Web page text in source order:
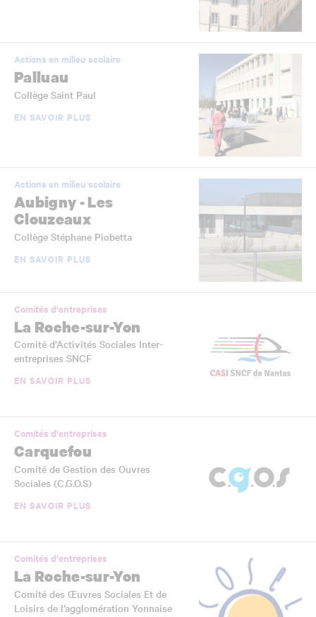
Actions en milieu scolaire
Palluau
Collège Saint Paul
EN SAVOIR PLUS
Actions en milieu scolaire
Aubigny - Les
Clouzeaux
Collège Stéphane Piobetta
EN SAVOIR PLUS
Comités d'entreprises
La Roche-sur-Yon
Comité d’Activités Sociales Inter-
entreprises SNCF
EN SAVOIR PLUS
Comités d'entreprises
Carquefou
Comité de Gestion des Ouvres
Sociales (C.G.O.S)
EN SAVOIR PLUS
Comités d'entreprises
La Roche-sur-Yon
Comité des Œuvres Sociales Et de
Loisirs de l’agglomération Yonnaise